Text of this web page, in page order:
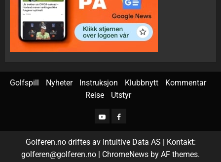
Golfspill Nyheter Instruksjon Klubbnytt
Kommentar
Reise
Utstyr
Golferen.no driftes av Intuitive Data AS | Kontakt:
golferen@golferen.no | ChromeNews by AF themes.